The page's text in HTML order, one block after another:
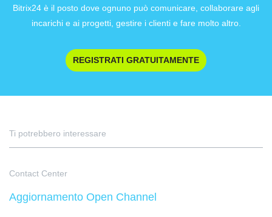
Bitrix24 è il posto dove ognuno può comunicare, collaborare agli
incarichi e ai progetti, gestire i clienti e fare molto altro.
REGISTRATI GRATUITAMENTE
Ti potrebbero interessare
Contact Center
Aggiornamento Open Channel